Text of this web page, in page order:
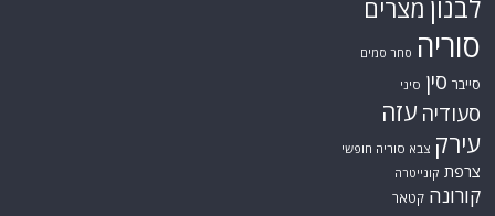
לבנון מצרים
סוריה סחר סמים
סייבר סין סיני
סעודיה עזה
עירק צבא סוריה חופשי
צרפת קונייטרה
קורונה קטאר